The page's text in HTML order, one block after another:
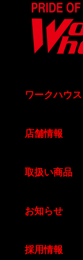
ワークハウス
店舗情報
取扱い商品
お知らせ
採用情報